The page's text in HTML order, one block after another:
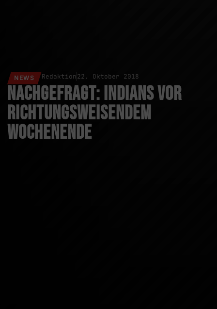
NEWS Redaktion22. Oktober 2018
Nachgefragt: Indians vor
richtungsweisendem
Wochenende